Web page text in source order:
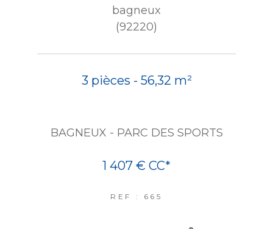
bagneux
(92220)
3 pièces - 56,32 m²
BAGNEUX - PARC DES SPORTS
1 407 € CC*
REF : 665